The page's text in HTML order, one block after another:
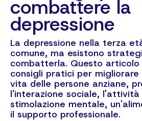
combattere la
depressione
La depressione nella terza
comune, ma esistono
combatterla. Questo
consigli pratici per
vita delle persone anziane,
l'interazione sociale, l'attività
stimolazione mentale,
il supporto professionale.